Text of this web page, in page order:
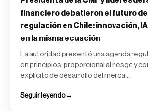
financiero debatieron el futuro de
regulación en Chile: innovación,
en la misma ecuación
La autoridad presentó una agenda
en principios, proporcional al riesgo y
explícito de desarrollo del merca...
Seguir leyendo →